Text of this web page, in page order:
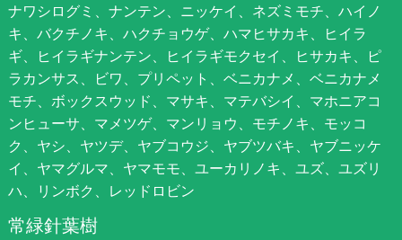
ナワシログミ、ナンテン、ニッケイ、ネズミモチ、ハイノ
キ、バクチノキ、ハクチョウゲ、ハマヒサカキ、ヒイラ
ギ、ヒイラギナンテン、ヒイラギモクセイ、ヒサカキ、ピ
ラカンサス、ビワ、プリペット、ベニカナメ、ベニカナメ
モチ、ボックスウッド、マサキ、マテバシイ、マホニアコ
ンヒューサ、マメツゲ、マンリョウ、モチノキ、モッコ
ク、ヤシ、ヤツデ、ヤブコウジ、ヤブツバキ、ヤブニッケ
イ、ヤマグルマ、ヤマモモ、ユーカリノキ、ユズ、ユズリ
ハ、リンボク、レッドロビン
常緑針葉樹